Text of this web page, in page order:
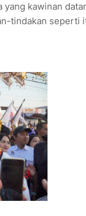
kawinan
tindakan seperti